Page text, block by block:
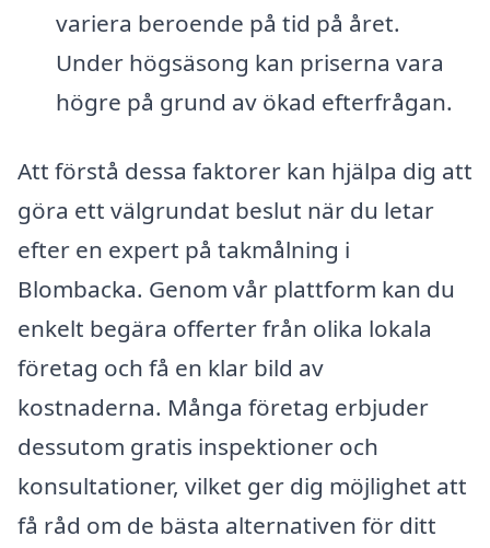
variera beroende på tid på året.
Under högsäsong kan priserna vara
högre på grund av ökad efterfrågan.
Att förstå dessa faktorer kan hjälpa dig att
göra ett välgrundat beslut när du letar
efter en expert på takmålning i
Blombacka. Genom vår plattform kan du
enkelt begära offerter från olika lokala
företag och få en klar bild av
kostnaderna. Många företag erbjuder
dessutom gratis inspektioner och
konsultationer, vilket ger dig möjlighet att
få råd om de bästa alternativen för ditt